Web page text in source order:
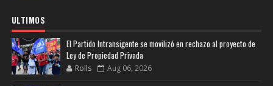
ULTIMOS
El Partido Intransigente se movilizó en rechazo al proyecto de
Ley de Propiedad Privada
Rolls Aug 06, 2026